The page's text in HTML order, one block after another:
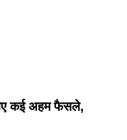
कई अहम फैसले,